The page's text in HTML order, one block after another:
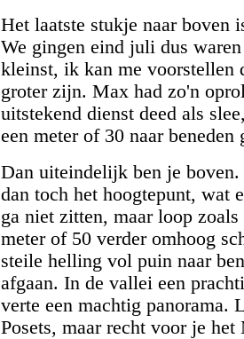
Het laatste stukje naar boven
We gingen eind juli dus
kleinst, ik kan me voorstellen
groter zijn. Max had zo'n
uitstekend dienst deed als
een meter of 30 naar beneden
Dan uiteindelijk ben je
dan toch het hoogtepunt, wat
ga niet zitten, maar loop
meter of 50 verder omhoog
steile helling vol puin naar
afgaan. In de vallei een
verte een machtig panorama.
Posets, maar recht voor je